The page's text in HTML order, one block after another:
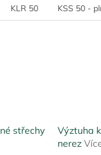
KLR 50 KLR 60
KSS 50 -
střechy
Výztuha
nerez